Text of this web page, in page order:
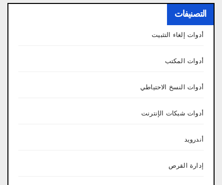
التصنيفات
أدوات إلغاء التثبيت
أدوات المكتب
أدوات النسخ الاحتياطي
أدوات شبكات الإنترنت
أندرويد
إدارة القرص